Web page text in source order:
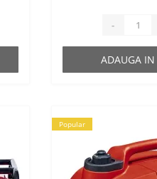
-
ADAUGA IN
Popular